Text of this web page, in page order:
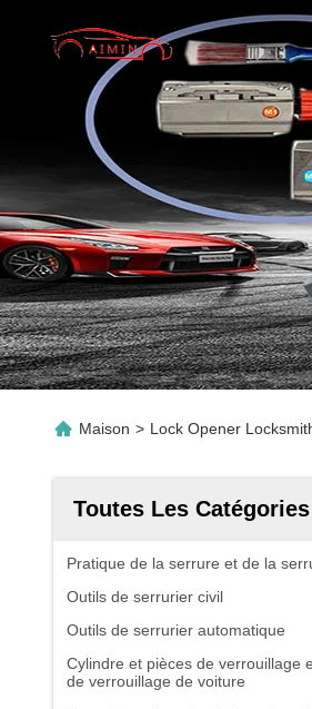
Maison > Lock Opener
Toutes Les Catégories
Pratique de la serrure et de la
Outils de serrurier civil
Outils de serrurier automatique
Cylindre et pièces de verrouillage
de verrouillage de voiture